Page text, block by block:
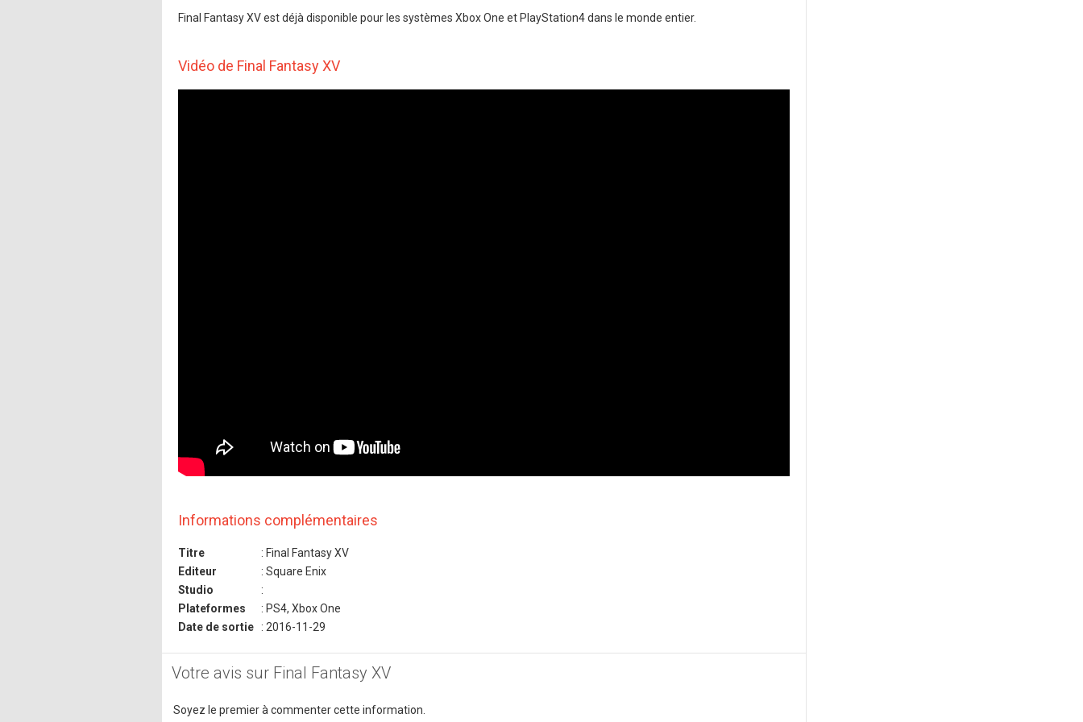
Final Fantasy XV est déjà disponible pour les systèmes Xbox One et PlayStation4 dans le monde entier.
Vidéo de Final Fantasy XV
Informations complémentaires
Titre
: Final Fantasy XV
Editeur
: Square Enix
Studio
:
Plateformes
: PS4, Xbox One
Date de sortie
: 2016-11-29
Votre avis sur Final Fantasy XV
Soyez le premier à commenter cette information.